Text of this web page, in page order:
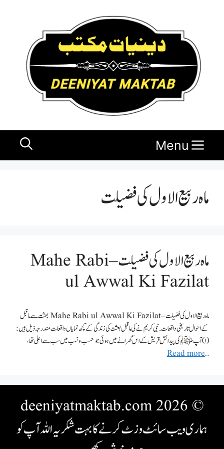
Menu
ماہ ربیع الاول کی فضیلت
ماہ ربیع الاول کی فضیلت – Mahe Rabi
ul Awwal Ki Fazilat
ماہ ربیع الاول کی فضیلت – Mahe Rabi ul Awwal Ki Fazilat بعثت سے ماقبل
کے احوال تاریخی واقعات . نبی کریم نے کی ماقبل بعثت کی زندگی کے کچھ نمایاں واقعات مندرجہ ذیل ہیں:
(۱) آپ ﷺ کی پیدائش قریش کے اس گھرانے میں ہوئی جو حسب و نسب میں سب سے اعلی تھا،
…
Read more
© 2026 deeniyatmaktab.com
ہماری ویب سائٹ وزٹ کرنے کا بہت شکریہ اللہ آپ کو